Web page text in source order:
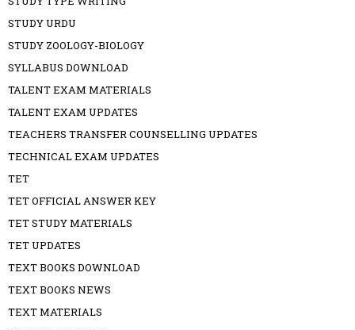
STUDY URDU
STUDY ZOOLOGY-BIOLOGY
SYLLABUS DOWNLOAD
TALENT EXAM MATERIALS
TALENT EXAM UPDATES
TEACHERS TRANSFER COUNSELLING UPDATES
TECHNICAL EXAM UPDATES
TET
TET OFFICIAL ANSWER KEY
TET STUDY MATERIALS
TET UPDATES
TEXT BOOKS DOWNLOAD
TEXT BOOKS NEWS
TEXT MATERIALS